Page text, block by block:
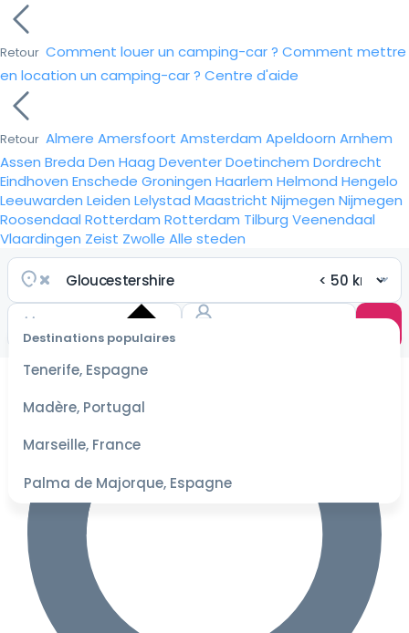
Retour Comment louer un camping-car ? Comment mettre
en location un camping-car ? Centre d'aide
Retour Almere Amersfoort Amsterdam Apeldoorn Arnhem
Assen Breda Den Haag DeventerDoetinchem Dordrecht
Eindhoven Enschede Groningen Haarlem Helmond Hengelo
Leeuwarden Leiden Lelystad Maastricht Nijmegen Nijmegen
Roosendaal Rotterdam Rotterdam Tilburg Veenendaal
Vlaardingen Zeist Zwolle Alle steden
Destinations populaires
Tenerife, Espagne
Madère, Portugal
Marseille, France
Palma de Majorque, Espagne
Choisir
les
pour les
tarifs